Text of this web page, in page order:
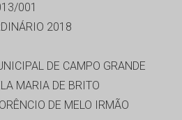
001
2018
DE CAMPO GRANDE
MARIA DE BRITO
DE MELO IRMÃO